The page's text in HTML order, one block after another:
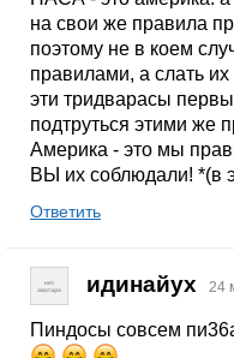
на свои же правила
поэтому не в коем
правилами, а слать их
эти тридварасы
подтруться этими же
Америка - это мы
ВЫ их соблюдали! *(в
Ответить
идинайух 24
Пиндосы совсем